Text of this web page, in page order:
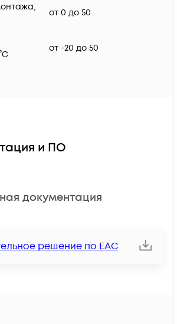
от 0 до 50
от -20 до 50
и ПО
документация
решение по ЕАС